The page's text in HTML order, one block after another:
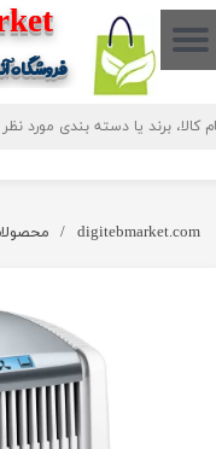
حساب کاربری من
تغییر گذر واژه
digitebmarket.com